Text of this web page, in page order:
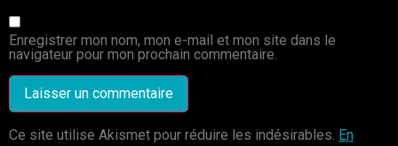
Enregistrer mon nom, mon e-mail et mon site dans le
navigateur pour mon prochain commentaire.
Ce site utilise Akismet pour réduire les indésirables. En